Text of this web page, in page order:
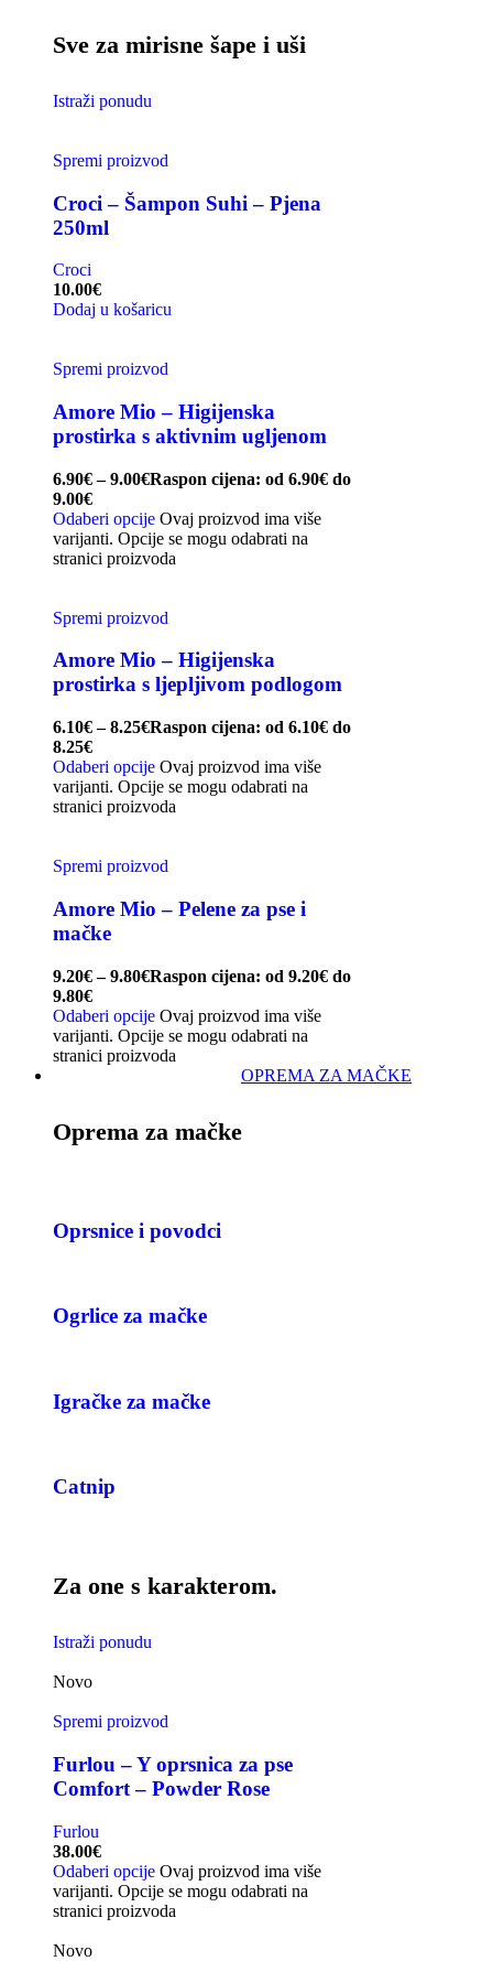
Sve za mirisne šape i uši
Istraži ponudu
Spremi proizvod
Croci – Šampon Suhi – Pjena
250ml
Croci
10.00€
Dodaj u košaricu
Spremi proizvod
Amore Mio – Higijenska
prostirka s aktivnim ugljenom
6.90€ – 9.00€Raspon cijena: od 6.90€ do
9.00€
Odaberi opcije Ovaj proizvod ima više
varijanti. Opcije se mogu odabrati na
stranici proizvoda
Spremi proizvod
Amore Mio – Higijenska
prostirka s ljepljivom podlogom
6.10€ – 8.25€Raspon cijena: od 6.10€ do
8.25€
Odaberi opcije Ovaj proizvod ima više
varijanti. Opcije se mogu odabrati na
stranici proizvoda
Spremi proizvod
Amore Mio – Pelene za pse i
mačke
9.20€ – 9.80€Raspon cijena: od 9.20€ do
9.80€
Odaberi opcije Ovaj proizvod ima više
varijanti. Opcije se mogu odabrati na
stranici proizvoda
OPREMA ZA MAČKE
Oprema za mačke
Oprsnice i povodci
Ogrlice za mačke
Igračke za mačke
Catnip
Za one s karakterom.
Istraži ponudu
Novo
Spremi proizvod
Furlou – Y oprsnica za pse
Comfort – Powder Rose
Furlou
38.00€
Odaberi opcije Ovaj proizvod ima više
varijanti. Opcije se mogu odabrati na
stranici proizvoda
Novo